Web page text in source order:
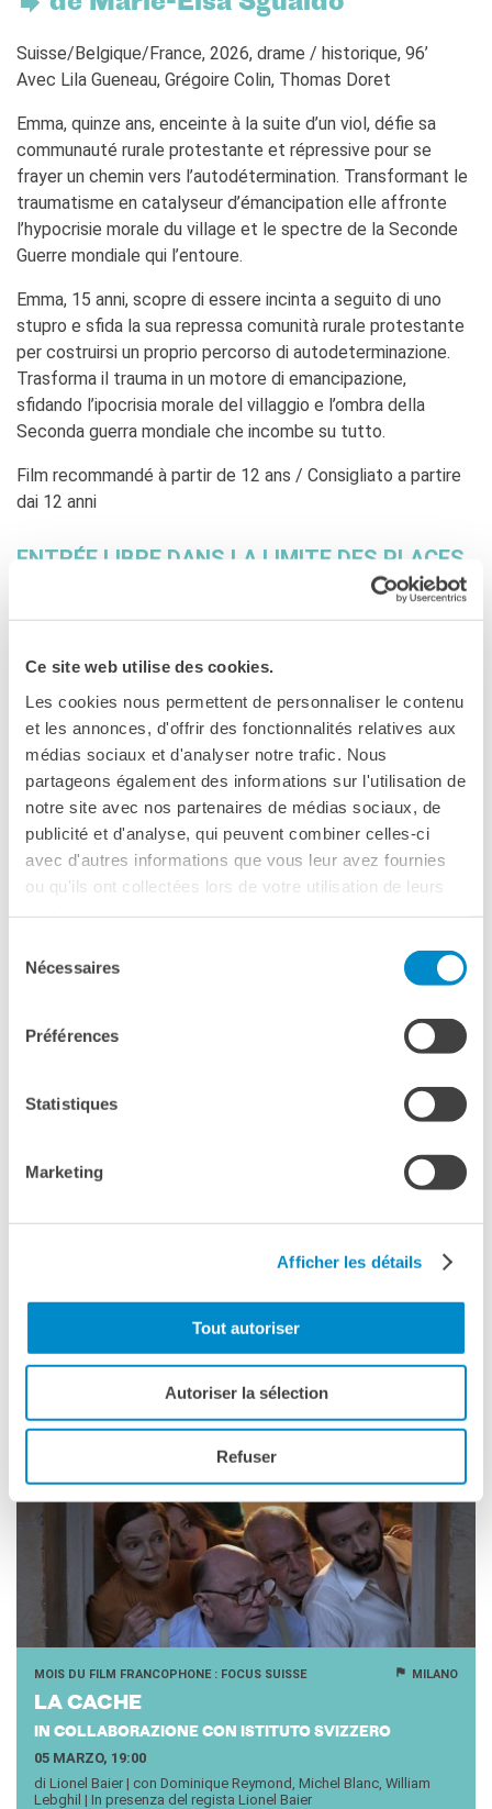
Ce site web utilise des cookies.
Les cookies nous permettent de personnaliser le contenu
et les annonces, d'offrir des fonctionnalités relatives aux
médias sociaux et d'analyser notre trafic. Nous
partageons également des informations sur l'utilisation de
notre site avec nos partenaires de médias sociaux, de
publicité et d'analyse, qui peuvent combiner celles-ci
avec d'autres informations que vous leur avez fournies
ou qu'ils ont collectées lors de votre utilisation de leurs
Nécessaires
Préférences
Statistiques
Marketing
Afficher les détails
Tout autoriser
Autoriser la sélection
Refuser
Francia
PARTENARIATI
Le cercle des amis
CHI SIAMO
Contatti
IF Italia
Come raggiungerci
Certificazione di qualità
La Carte Institut français
Milano
Lavora con noi
Istituzioni francesi
Suisse/Belgique/France, 2026, drame / historique, 96’
Avec Lila Gueneau, Grégoire Colin, Thomas Doret
Emma, quinze ans, enceinte à la suite d’un viol, défie sa
communauté rurale protestante et répressive pour se
frayer un chemin vers l’autodétermination. Transformant le
traumatisme en catalyseur d’émancipation elle affronte
l’hypocrisie morale du village et le spectre de la Seconde
Guerre mondiale qui l’entoure.
Emma, 15 anni, scopre di essere incinta a seguito di uno
stupro e sfida la sua repressa comunità rurale protestante
per costruirsi un proprio percorso di autodeterminazione.
Trasforma il trauma in un motore di emancipazione,
sfidando l’ipocrisia morale del villaggio e l’ombra della
Seconda guerra mondiale che incombe su tutto.
Film recommandé à partir de 12 ans / Consigliato a partire
dai 12 anni
ENTRÉE LIBRE DANS LA LIMITE DES PLACES
DISPONIBLES / INGRESSO LIBERO FINO A
ESAURIMENTO POSTI DISPONIBILI
SOTTOTITOLI IN ITALIANO
to watch this video.
MOIS DU FILM FRANCOPHONE : FOCUS SUISSE MILANO
LA CACHE
IN COLLABORAZIONE CON ISTITUTO SVIZZERO
05 MARZO, 19:00
di Lionel Baier | con Dominique Reymond, Michel Blanc, William
Lebghil | In presenza del regista Lionel Baier